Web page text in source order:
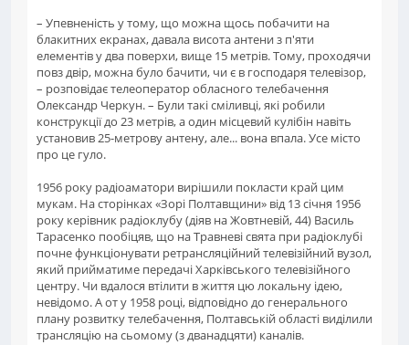
– Упевненість у тому, що можна щось побачити на
блакитних екранах, давала висота антени з п'яти
елементів у два поверхи, вище 15 метрів. Тому, проходячи
повз двір, можна було бачити, чи є в господаря телевізор,
– розповідає телеоператор обласного телебачення
Олександр Черкун. – Були такі сміливці, які робили
конструкції до 23 метрів, а один місцевий кулібін навіть
установив 25-метрову антену, але... вона впала. Усе місто
про це гуло.
1956 року радіоаматори вирішили покласти край цим
мукам. На сторінках «Зорі Полтавщини» від 13 січня 1956
року керівник радіоклубу (діяв на Жовтневій, 44) Василь
Тарасенко пообіцяв, що на Травневі свята при радіоклубі
почне функціонувати ретрансляційний телевізійний вузол,
який прийматиме передачі Харківського телевізійного
центру. Чи вдалося втілити в життя цю локальну ідею,
невідомо. А от у 1958 році, відповідно до генерального
плану розвитку телебачення, Полтавській області виділили
трансляцію на сьомому (з дванадцяти) каналів.